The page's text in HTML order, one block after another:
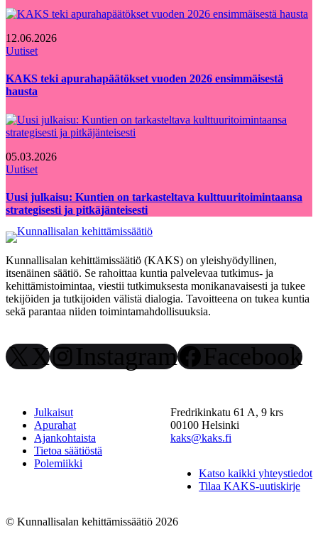
12.06.2026
Uutiset
KAKS teki apurahapäätökset vuoden 2026 ensimmäisestä
hausta
05.03.2026
Uutiset
Uusi julkaisu: Kuntien on tarkasteltava kulttuuritoimintaansa
strategisesti ja pitkäjänteisesti
Kunnallisalan kehittämissäätiö (KAKS) on yleishyödyllinen,
itsenäinen säätiö. Se rahoittaa kuntia palvelevaa tutkimus- ja
kehittämistoimintaa, viestii tutkimuksesta monikanavaisesti ja tukee
tekijöiden ja tutkijoiden välistä dialogia. Tavoitteena on tukea kuntia
sekä parantaa niiden toimintamahdollisuuksia.
X Instagram Facebook
Julkaisut
Apurahat
Ajankohtaista
Tietoa säätiöstä
Polemiikki
Fredrikinkatu 61 A, 9 krs
00100 Helsinki
kaks@kaks.fi
Katso kaikki yhteystiedot
Tilaa KAKS-uutiskirje
© Kunnallisalan kehittämissäätiö 2026